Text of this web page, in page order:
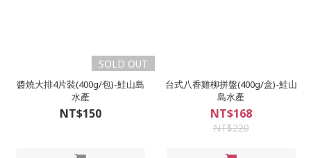
SOLD OUT
醬燒大排4片裝(400g/包)-鮭山島
水產
NT$150
台式八香雞柳拼盤(400g/盒)-鮭山
島水產
NT$168
NT$220